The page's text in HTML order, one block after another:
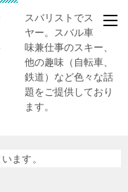
スバリストでスキー
ヤー。スバル車、趣
味兼仕事のスキー、
他の趣味（自転車、
鉄道）など色々な話
題をご提供しており
ます。
ます。